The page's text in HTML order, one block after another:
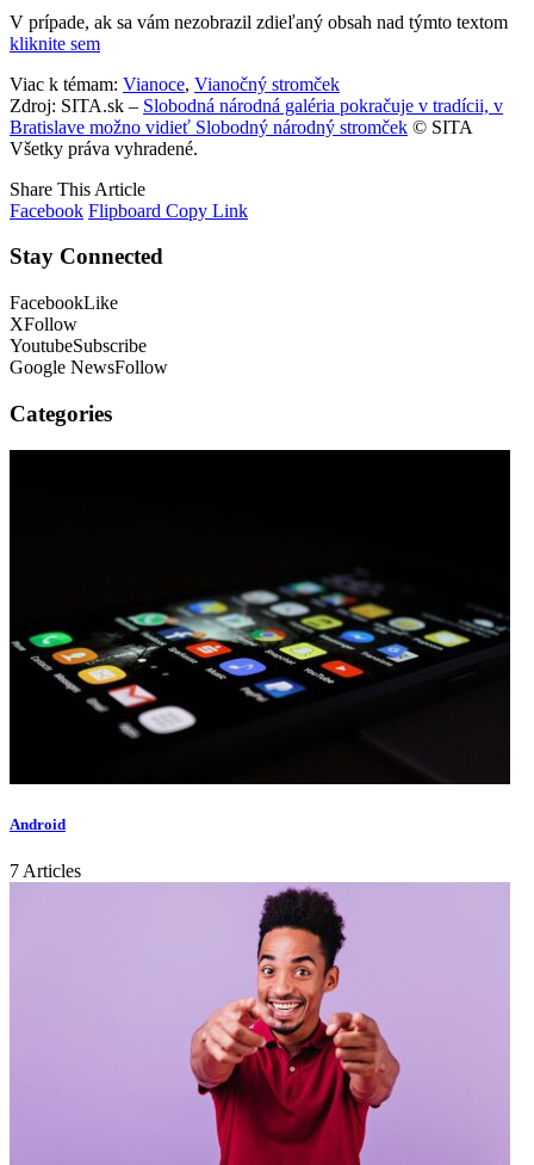
V prípade, ak sa vám nezobrazil zdieľaný obsah nad týmto textom
kliknite sem
Viac k témam: Vianoce, Vianočný stromček
Zdroj: SITA.sk – Slobodná národná galéria pokračuje v tradícii, v
Bratislave možno vidieť Slobodný národný stromček © SITA
Všetky práva vyhradené.
Share This Article
Facebook Flipboard Copy Link
Stay Connected
FacebookLike
XFollow
YoutubeSubscribe
Google NewsFollow
Categories
Android
7 Articles